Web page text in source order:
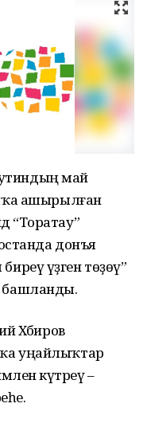
май
ашырылған
“Торатау”
донъя
үҙәген төҙөү”
башланды.
Хәбиров
уңайлыҡтар
күтәреү –